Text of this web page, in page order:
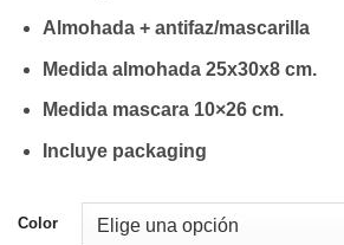
Almohada + antifaz/mascarilla
Medida almohada 25x30x8 cm.
Medida mascara 10×26 cm.
Incluye packaging
Color